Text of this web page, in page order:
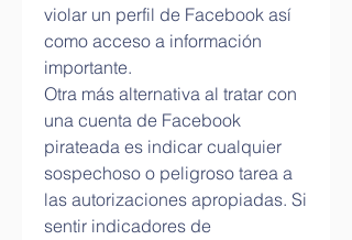
violar un perfil de Facebook así
como acceso a información
importante.
Otra más alternativa al tratar con
una cuenta de Facebook
pirateada es indicar cualquier
sospechoso o peligroso tarea a
las autorizaciones apropiadas. Si
sentir indicadores de